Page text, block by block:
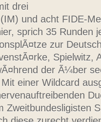
drei
und acht FIDE-
sprich 35 Runden
zur
Spielwitz,
der Ã¼ber
einer Wildcard
Zweitbundesligisten